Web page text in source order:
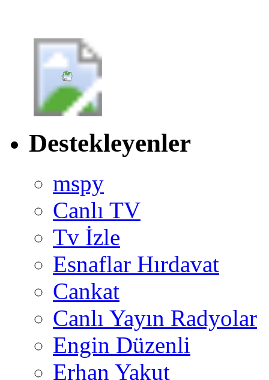
Destekleyenler
mspy
Canlı TV
Tv İzle
Esnaflar Hırdavat
Cankat
Canlı Yayın Radyolar
Engin Düzenli
Erhan Yakut